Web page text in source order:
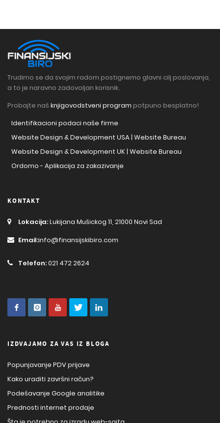
Trudimo se da svojim radom postignemo glavni cilj poslovanja,
a to je naravno zadovoljan korisnik.
Probajte naš knjigovodstveni program potpuno besplatno!
Identifikacioni podaci naše firme
Website Design & Development USA | Website Bureau
Website Design & Development UK | Website Bureau
Ordomo - Aplikacija za zakazivanje
KONTAKT
Lokacija:Lukijana Mušickog 11, 21000 Novi Sad
Email:info@finansijskibiro.com
Telefon:021 472 2624
IZDVAJAMO ZA VAS IZ BLOGA
Popunjavanje PDV prijave
Kako uraditi završni račun?
Podešavanje Google analitike
Prednosti internet prodaje